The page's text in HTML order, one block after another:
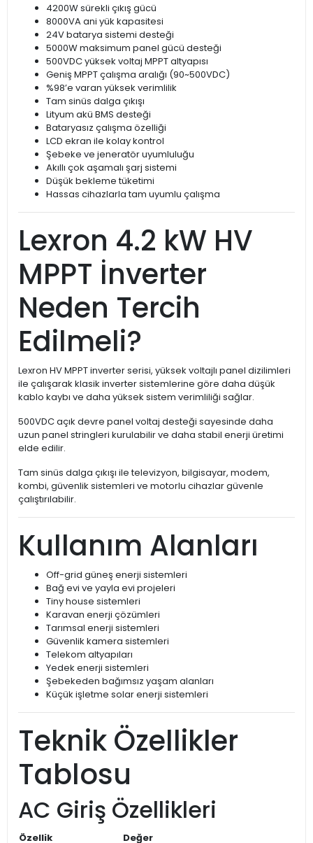
4200W sürekli çıkış gücü
8000VA ani yük kapasitesi
24V batarya sistemi desteği
5000W maksimum panel gücü desteği
500VDC yüksek voltaj MPPT altyapısı
Geniş MPPT çalışma aralığı (90~500VDC)
%98’e varan yüksek verimlilik
Tam sinüs dalga çıkışı
Lityum akü BMS desteği
Bataryasız çalışma özelliği
LCD ekran ile kolay kontrol
Şebeke ve jeneratör uyumluluğu
Akıllı çok aşamalı şarj sistemi
Düşük bekleme tüketimi
Hassas cihazlarla tam uyumlu çalışma
Lexron 4.2 kW HV
MPPT İnverter
Neden Tercih
Edilmeli?
Lexron HV MPPT inverter serisi, yüksek voltajlı panel dizilimleri
ile çalışarak klasik inverter sistemlerine göre daha düşük
kablo kaybı ve daha yüksek sistem verimliliği sağlar.
500VDC açık devre panel voltaj desteği sayesinde daha
uzun panel stringleri kurulabilir ve daha stabil enerji üretimi
elde edilir.
Tam sinüs dalga çıkışı ile televizyon, bilgisayar, modem,
kombi, güvenlik sistemleri ve motorlu cihazlar güvenle
çalıştırılabilir.
Kullanım Alanları
Off-grid güneş enerji sistemleri
Bağ evi ve yayla evi projeleri
Tiny house sistemleri
Karavan enerji çözümleri
Tarımsal enerji sistemleri
Güvenlik kamera sistemleri
Telekom altyapıları
Yedek enerji sistemleri
Şebekeden bağımsız yaşam alanları
Küçük işletme solar enerji sistemleri
Teknik Özellikler
Tablosu
AC Giriş Özellikleri
Özellik Değer